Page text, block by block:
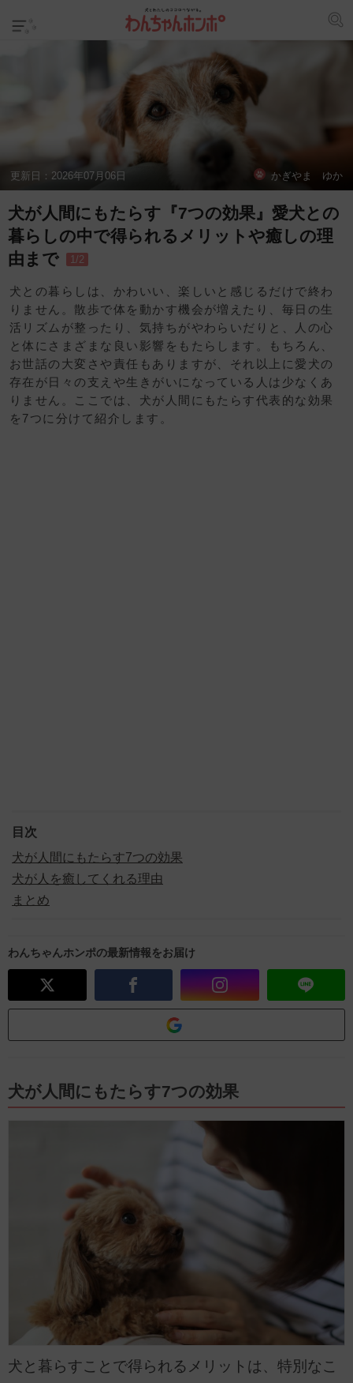
更新日： 2026年07月06日 かぎやま ゆか
犬が人間にもたらす『7つの効果』愛犬との
暮らしの中で得られるメリットや癒しの理
由まで
1/2
犬との暮らしは、かわいい、楽しいと感じるだけで終わ
りません。散歩で体を動かす機会が増えたり、毎日の生
活リズムが整ったり、気持ちがやわらいだりと、人の心
と体にさまざまな良い影響をもたらします。もちろん、
お世話の大変さや責任もありますが、それ以上に愛犬の
存在が日々の支えや生きがいになっている人は少なくあ
りません。ここでは、犬が人間にもたらす代表的な効果
を7つに分けて紹介します。
目次
犬が人間にもたらす7つの効果
犬が人を癒してくれる理由
まとめ
わんちゃんホンポの最新情報をお届け
犬が人間にもたらす7つの効果
犬と暮らすことで得られるメリットは、特別なこ